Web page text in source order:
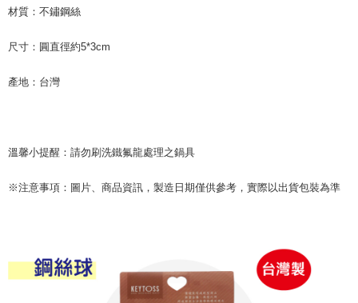
グでお支払いください。
リをダウンロードして AFTEE 会員になるとお支払い期限を最長 45 日以内
わらず、AFTEEで指定された期限内にお支払いください。
二、支払い限度額
1.初回 AFTEEを ご利用の際に、認証結果及び当社の審査の結果に基づ
三、利用規約「AFTEE代金後払い」（以下当サービスという）はネットプ
ロテクションズ（以下 AFTEE という）が提供し、AFTEEが代金を徴収し
ます。当サービスご利用の際に提供しなければならない個人情報（注文者
配送毎にNT$60、NT$599以上で送料無料
7-11取貨付款
宅配
材質：不鏽鋼絲
尺寸：圓直徑約5*3cm
產地：台灣
溫馨小提醒：請勿刷洗鐵氟龍處理之鍋具
※注意事項：圖片、商品資訊，製造日期僅供參考，實際以出貨包裝為準